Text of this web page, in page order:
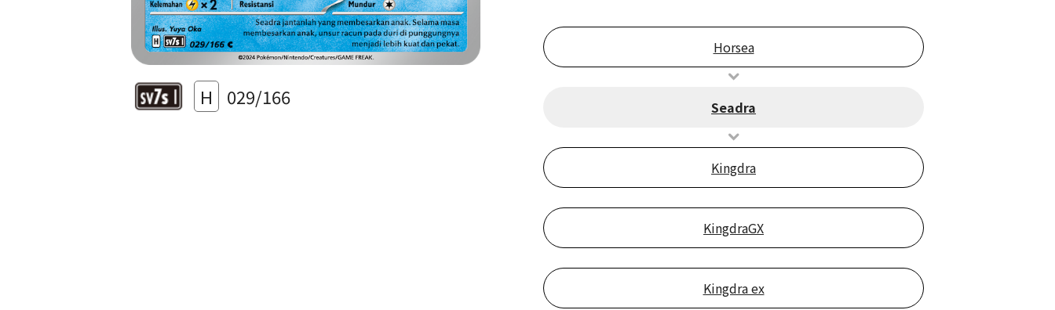
H 029/166
Horsea
Seadra
Kingdra
KingdraGX
Kingdra ex